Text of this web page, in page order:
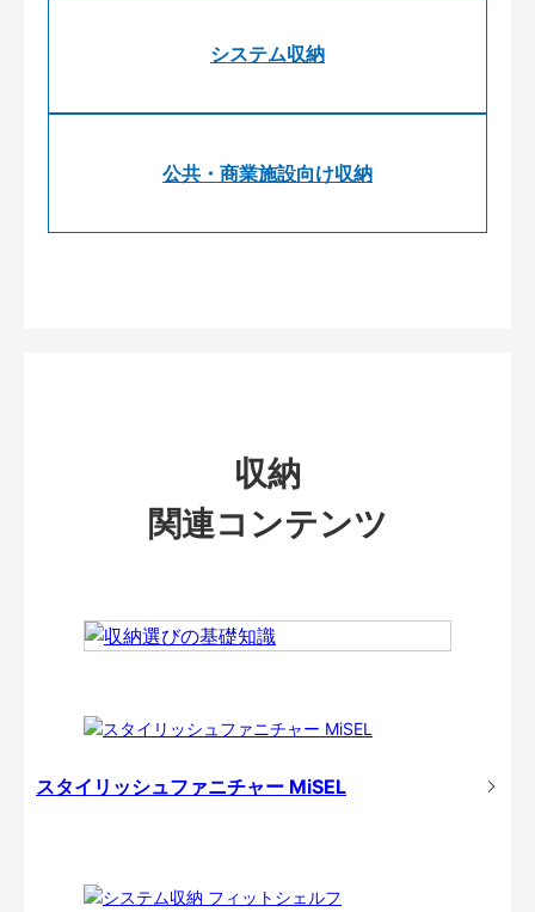
システム収納
公共・商業施設向け収納
収納
関連コンテンツ
スタイリッシュファニチャー MiSEL